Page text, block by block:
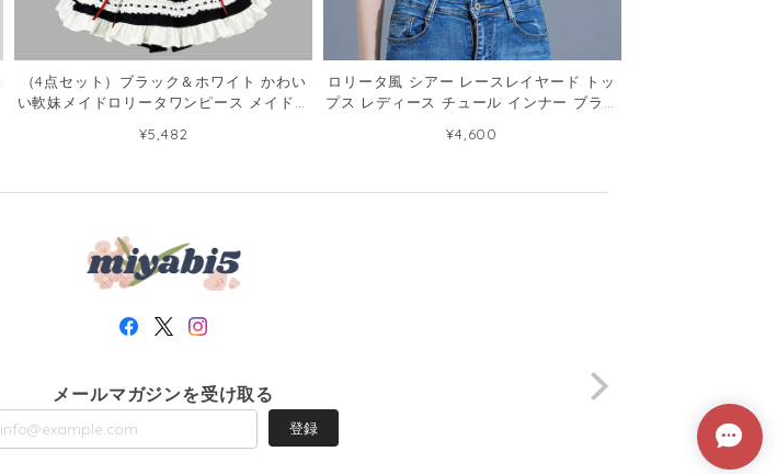
（4点セット）ブラック＆ホワイト かわい
い軟妹メイドロリータワンピース メイド服
¥5,482
ロリータ風 シアー レースレイヤード トッ
プス レディース チュール インナー ブラウ
¥4,600
メールマガジンを受け取る
登録